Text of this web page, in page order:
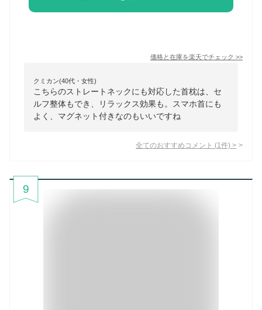
価格と在庫を楽天でチェック >>
クミカン(40代・女性)
こちらのストレートネックにも対応した首枕は、セ
ルフ整体もでき、リラックス効果も。スマホ首にも
よく、マグネット付きなのもいいですね
全てのおすすめコメント (1 件) >
9